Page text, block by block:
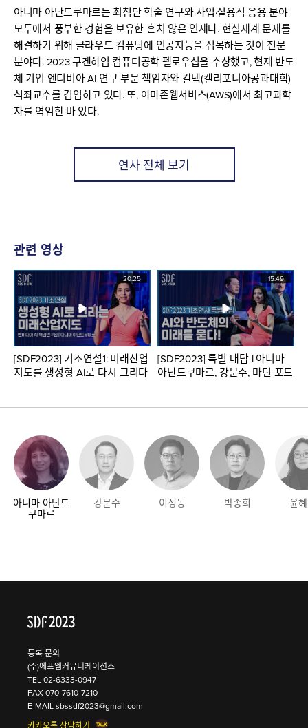
아니마 아난드
쿠마르
강문수 이정동 박종희 윤
아니마 아난드쿠마르는 최첨단 학술 연구와 사업·실용적 응용 분야
모두에서 풍부한 경험을 보유한 흔치 않은 인재다. 현실세계 문제를
해결하기 위해 클라우드 컴퓨팅에 인공지능을 접목하는 것이 전문
분야다. 2023 구겐하임 컴퓨터공학 펠로우십을 수상했고, 현재 반도
체 기업 엔디비아 AI 연구 부문 책임자와 칼텍(캘리포니아공과대학)
석좌교수를 겸임하고 있다. 또, 아마존웹서비스(AWS)에서 최고과학
자를 역임한 바 있다.
연사 전체 보기
관련 영상
20:25
[SDF2023] 기조연설1: 미래산업
지도를 생성형 AI로 다시 그리다
15:49
[SDF2023] 특별 대담 l 아니마
아난드쿠마르, 강문수, 마틴 포드
등록 문의
(주)에프엠커뮤니케이션즈
TEL02-6333-0947
FAX 070-7610-7210
E-MAILsbssdf2023@gmail.com
카카오톡 상담하기